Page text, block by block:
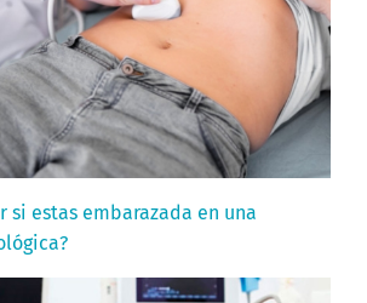
si estas embarazada en una